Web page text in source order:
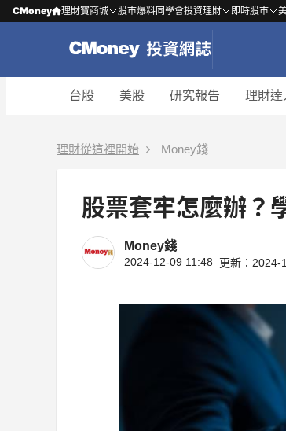
CMoney 理財寶商城 股市爆料同學會投資理財 即時股市
台股 美股 研究報告 理財達
理財從這裡開始 Money錢
股票套牢怎麼辦？
Money錢
2024-12-09 11:48 更新：2024-